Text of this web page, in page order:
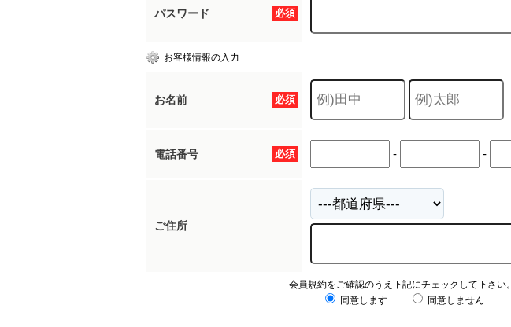
必須
パスワード
お客様情報の入力
必須
お名前
必須
電話番号 - -
ご住所
会員規約をご確認のうえ下記にチェックして下さい。
同意します
同意しません